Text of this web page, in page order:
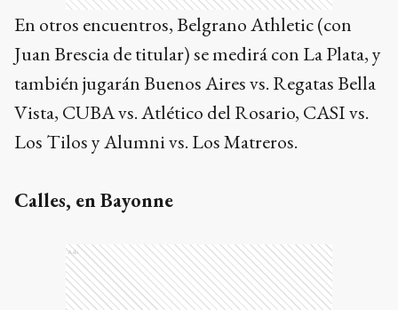
En otros encuentros, Belgrano Athletic (con
Juan Brescia de titular) se medirá con La Plata, y
también jugarán Buenos Aires vs. Regatas Bella
Vista, CUBA vs. Atlético del Rosario, CASI vs.
Los Tilos y Alumni vs. Los Matreros.
Calles, en Bayonne
Ads